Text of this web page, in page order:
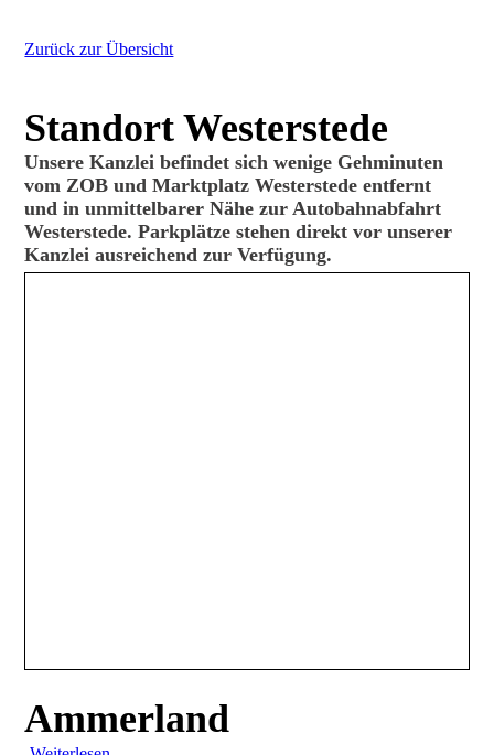
Zurück zur Übersicht
Standort Westerstede
Unsere Kanzlei befindet sich wenige Gehminuten
vom ZOB und Marktplatz Westerstede entfernt
und in unmittelbarer Nähe zur Autobahnabfahrt
Westerstede. Parkplätze stehen direkt vor unserer
Kanzlei ausreichend zur Verfügung.
Ammerland